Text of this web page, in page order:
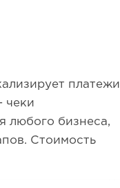
платежи
чеки
любого бизнеса,
Стоимость